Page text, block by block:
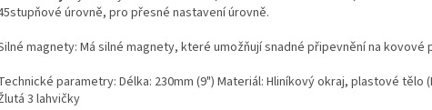
úrovně, pro přesné nastavení úrovně.
magnety: Má silné magnety, které umožňují snadné připevnění na kovové
parametry: Délka: 230mm (9") Materiál: Hliníkový okraj, plastové tělo
3 lahvičky